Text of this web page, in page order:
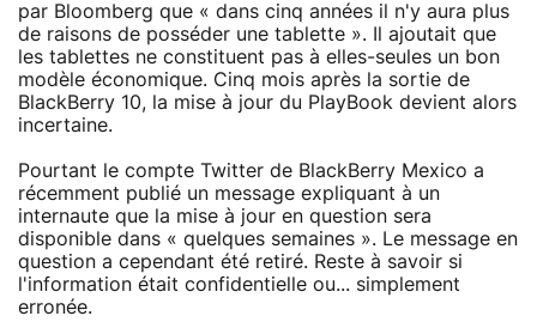
par Bloomberg que « dans cinq années il n'y aura plus
de raisons de posséder une tablette ». Il ajoutait que
les tablettes ne constituent pas à elles-seules un bon
modèle économique. Cinq mois après la sortie de
BlackBerry 10, la mise à jour du PlayBook devient alors
incertaine.
Pourtant le compte Twitter de BlackBerry Mexico a
récemment publié un message expliquant à un
internaute que la mise à jour en question sera
disponible dans « quelques semaines ». Le message en
question a cependant été retiré. Reste à savoir si
l'information était confidentielle ou... simplement
erronée.